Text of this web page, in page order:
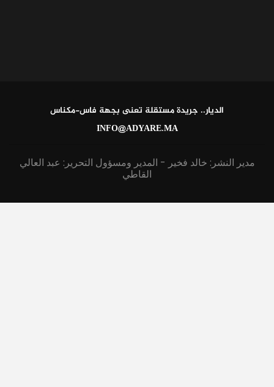
الديار.. جريدة مستقلة تعنى بجهة فاس-مكناس
INFO@ADYARE.MA
مدير النشر: خالد فخير - المدير ومسؤول التحرير: عبد العالي
القاطي